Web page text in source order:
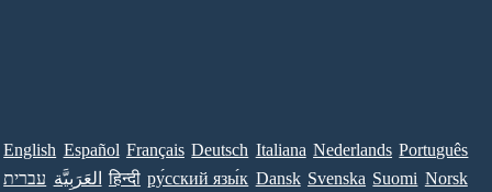
English Español Français Deutsch Italiana Nederlands Português
עברית العَرَبِيَّة हिन्दी ру́сский язы́к Dansk Svenska Suomi Norsk